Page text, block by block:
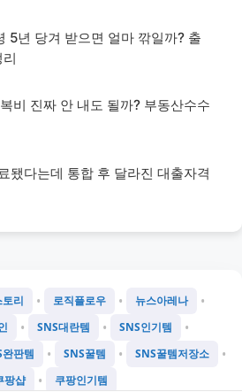
5년 당겨 받으면 얼마 깎일까? 출
비 진짜 안 내도 될까? 부동산수수
됐다는데 통합 후 달라진 대출자격
리 • 로직플로우 • 뉴스아레나 •
• SNS대란템 • SNS인기템 •
판템 • SNS꿀템 • SNS꿀템저장소 •
팡샵 • 쿠팡인기템